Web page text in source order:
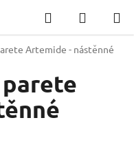
Hledat
KOŠÍK
Artemide - nástěnné